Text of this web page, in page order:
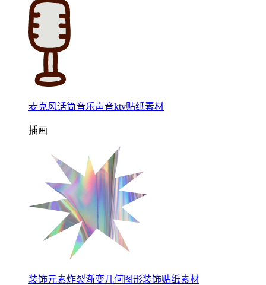
麦克风话筒音乐声音ktv贴纸素材
插画
装饰元素炸裂渐变几何图形装饰贴纸素材